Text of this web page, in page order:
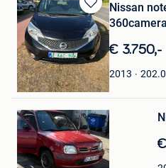
Bewaren
in
Mijn
Favorieten
Nissan
€ 3.750,-
2013
kris
Brecht
in
Mijn
Favorieten